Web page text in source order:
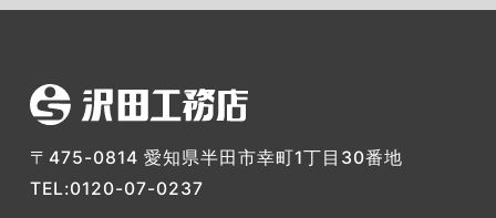
〒475-0814 愛知県半田市幸町1丁目30番地
TEL:0120-07-0237